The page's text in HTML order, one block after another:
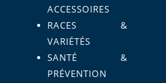
ACCESSOIRES
RACES &
VARIÉTÉS
SANTÉ &
PRÉVENTION